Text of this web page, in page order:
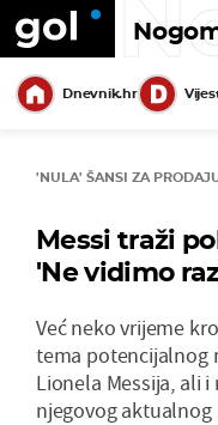
Dnevnik.hr
'NULA' ŠANSI ZA
Messi traži
'Ne vidimo
Već neko vrijeme
tema potencijalnog
Lionela Messija, ali
njegovog aktualnog